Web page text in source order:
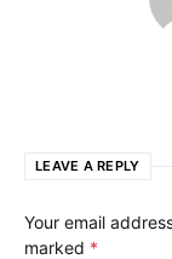
LEAVE A REPLY
Your email
marked *